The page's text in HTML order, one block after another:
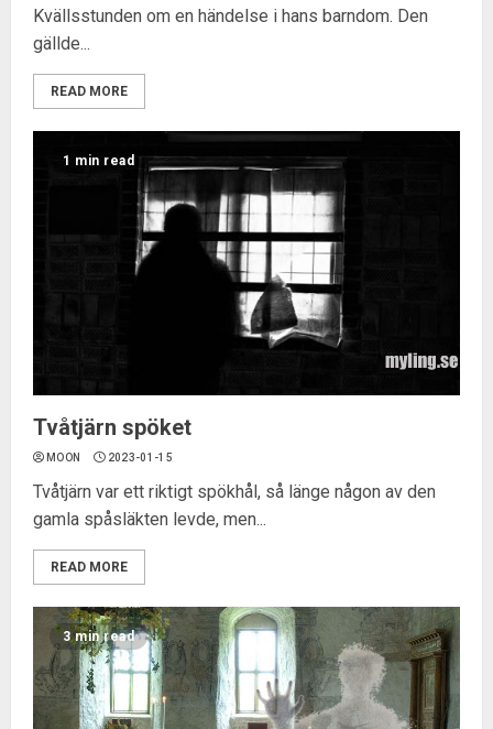
Kvällsstunden om en händelse i hans barndom. Den
gällde...
READ MORE
1 min read
Tvåtjärn spöket
MOON 2023-01-15
Tvåtjärn var ett riktigt spökhål, så länge någon av den
gamla spåsläkten levde, men...
READ MORE
3 min read